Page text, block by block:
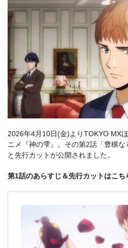
2026年4月10日(金)よりTOKYO MX
ニメ『神の雫』。その第2話「豊穣
と先行カットが公開されました。
第1話のあらすじ＆先行カットはこち